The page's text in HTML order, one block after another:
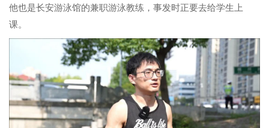
他也是长安游泳馆的兼职游泳教练，事发时正要去给学生上
课。